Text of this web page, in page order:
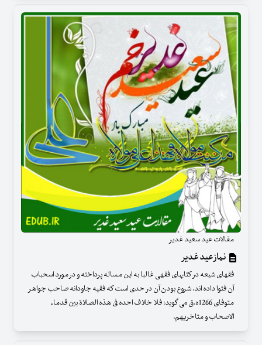
مقالات عید سعید غدیر
نماز عید غدیر
فقهای شیعه در کتابهای فقهی غالبا به این مساله پرداخته و در مورد اسحباب
آن فتوا داده اند. شروع بودن آن در حدی است که فقیه جاودانه صاحب جواهر
متوفای 1266ه.ق می گوید: فلا خلاف احده فی هذه الصلاة بین قدماء
الاصحاب و متاخریهم.